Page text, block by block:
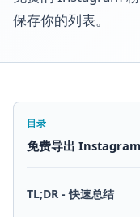
保存你的列表。
目录
免费导出
TL;DR - 快速总结